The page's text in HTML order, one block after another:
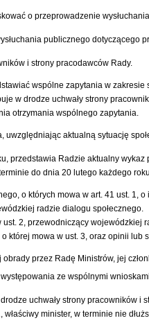
o przeprowadzenie
publicznego
i strony pracodawców Rady.
wspólne zapytania w zakresie
w drodze uchwały strony
otrzymania wspólnego zapytania.
uwzględniając aktualną sytuację
przedstawia Radzie aktualny
do dnia 20 lutego każdego
o których mowa w art. 41 ust. 1,
radzie dialogu społecznego.
2, przewodniczący wojewódzkiej
której mowa w ust. 3, oraz opinii
przez Radę Ministrów, jej
ze wspólnymi
uchwały strony pracowników i
minister, w terminie nie